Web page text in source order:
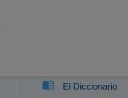
El Diccionario